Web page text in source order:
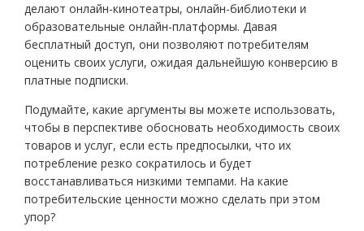
делают онлайн-кинотеатры, онлайн-библиотеки и
образовательные онлайн-платформы. Давая
бесплатный доступ, они позволяют потребителям
оценить своих услуги, ожидая дальнейшую конверсию в
платные подписки.
Подумайте, какие аргументы вы можете использовать,
чтобы в перспективе обосновать необходимость своих
товаров и услуг, если есть предпосылки, что их
потребление резко сократилось и будет
восстанавливаться низкими темпами. На какие
потребительские ценности можно сделать при этом
упор?